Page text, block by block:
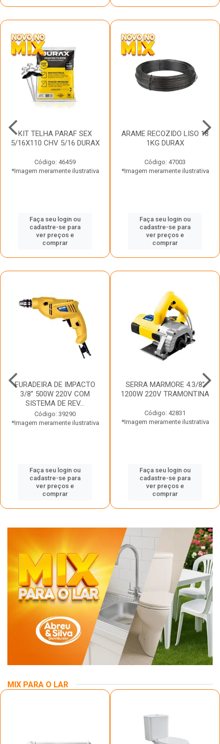
KIT TELHA PARAF SEX
5/16X110 CHV 5/16 DURAX
Código: 46459
*Imagem meramente ilustrativa
Faça seu login ou
cadastre-se para
ver preços e
comprar
ARAME RECOZIDO LISO 18
1KG DURAX
Código: 47003
*Imagem meramente ilustrativa
Faça seu login ou
cadastre-se para
ver preços e
comprar
FURADEIRA DE IMPACTO
3/8” 500W 220V COM
SISTEMA DE REV...
Código: 39290
*Imagem meramente ilustrativa
Faça seu login ou
cadastre-se para
ver preços e
comprar
SERRA MARMORE 4.3/8”
1200W 220V TRAMONTINA
Código: 42831
*Imagem meramente ilustrativa
Faça seu login ou
cadastre-se para
ver preços e
comprar
MIX PARA O LAR